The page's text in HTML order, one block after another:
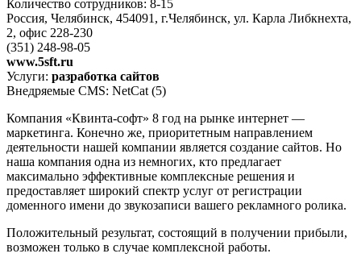
Количество сотрудников: 8-15
Россия, Челябинск, 454091, г.Челябинск, ул. Карла Либкнехта,
2, офис 228-230
(351) 248-98-05
www.5sft.ru
Услуги: разработка сайтов
Внедряемые CMS: NetCat (5)
Компания «Квинта-софт» 8 год на рынке интернет —
маркетинга. Конечно же, приоритетным направлением
деятельности нашей компании является создание сайтов. Но
наша компания одна из немногих, кто предлагает
максимально эффективные комплексные решения и
предоставляет широкий спектр услуг от регистрации
доменного имени до звукозаписи вашего рекламного ролика.
Положительный результат, состоящий в получении прибыли,
возможен только в случае комплексной работы.